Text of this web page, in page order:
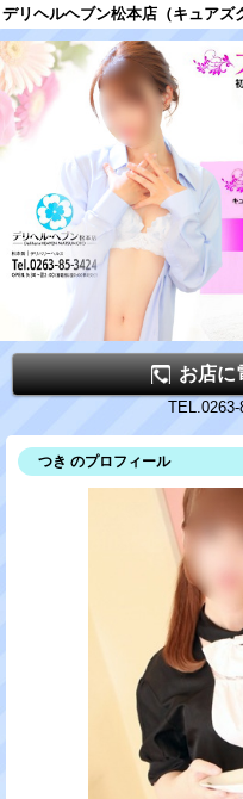
デリヘルヘブン松本店（キュアズ
お店に
TEL.0263-
つき のプロフィール